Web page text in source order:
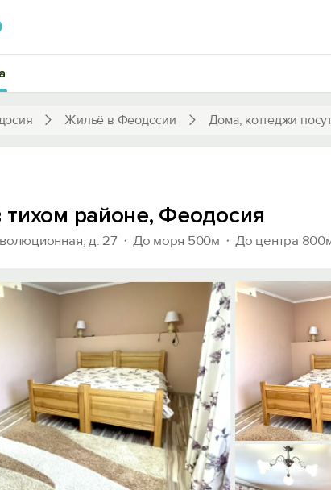
Жильё в Феодосии Дома, коттеджи
тихом районе, Феодосия
д. 27 До моря 500м До центра